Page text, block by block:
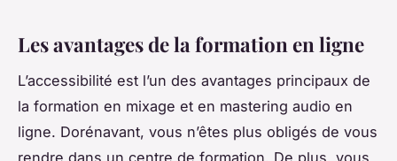
Les avantages de la formation en ligne
L’accessibilité est l’un des avantages principaux de
la formation en mixage et en mastering audio en
ligne. Dorénavant, vous n’êtes plus obligés de vous
rendre dans un centre de formation. De plus, vous